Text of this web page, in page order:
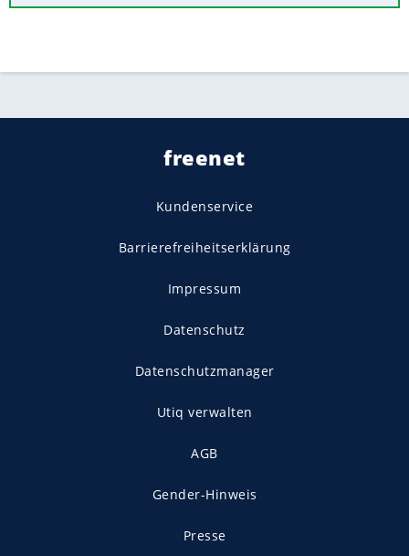
freenet
Kundenservice
Barrierefreiheitserklärung
Impressum
Datenschutz
Datenschutzmanager
Utiq verwalten
AGB
Gender-Hinweis
Presse